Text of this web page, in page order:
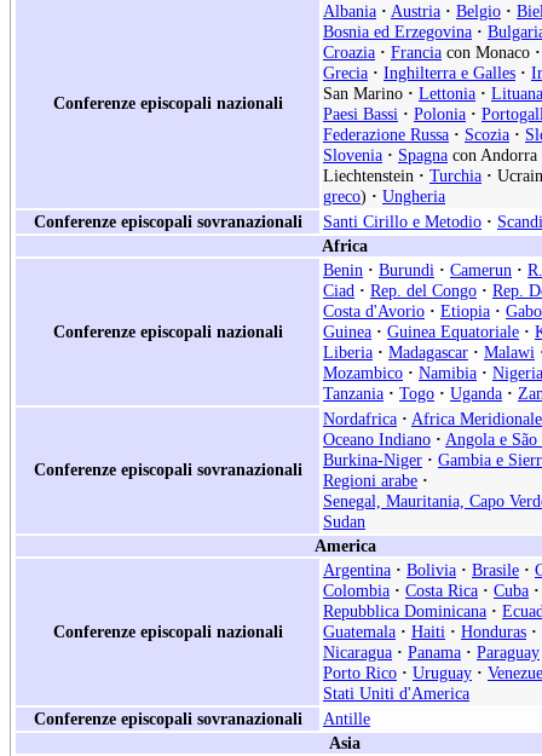
Conferenze episcopali nazionali
Albania · Austria · Belgio ·
Bosnia ed Erzegovina ·
Croazia · Francia con Monaco ·
Grecia · Inghilterra e Galles ·
San Marino · Lettonia · Lituana
Paesi Bassi · Polonia ·
Federazione Russa · Scozia ·
Slovenia · Spagna con Andorra
Liechtenstein · Turchia ·
greco) · Ungheria
Conferenze episcopali sovranazionali
Santi Cirillo e Metodio ·
Africa
Conferenze episcopali nazionali
Benin · Burundi · Camerun ·
Ciad · Rep. del Congo · Rep.
Costa d'Avorio · Etiopia ·
Guinea · Guinea Equatoriale ·
Liberia · Madagascar · Malawi
Mozambico · Namibia · Nigeria
Tanzania · Togo · Uganda ·
Conferenze episcopali sovranazionali
Nordafrica · Africa Meridionale
Oceano Indiano · Angola e São
Burkina-Niger · Gambia e
Regioni arabe ·
Senegal, Mauritania, Capo
Sudan
America
Conferenze episcopali nazionali
Argentina · Bolivia · Brasile ·
Colombia · Costa Rica · Cuba ·
Repubblica Dominicana ·
Guatemala · Haiti · Honduras ·
Nicaragua · Panama · Paraguay
Porto Rico · Uruguay ·
Stati Uniti d'America
Conferenze episcopali sovranazionali
Antille
Asia